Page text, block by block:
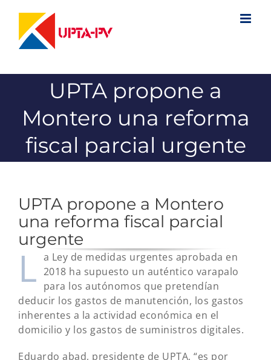
contenido
UPTA propone a
Montero una reforma
fiscal parcial urgente
UPTA propone a Montero
una reforma fiscal parcial
urgente
L a Ley de medidas urgentes aprobada en
2018 ha supuesto un auténtico varapalo
para los autónomos que pretendían
deducir los gastos de manutención, los gastos
inherentes a la actividad económica en el
domicilio y los gastos de suministros digitales.
Eduardo abad, presidente de UPTA, “es por